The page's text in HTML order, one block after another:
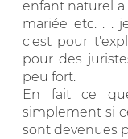
enfant naturel
mariée etc. . .
c'est pour
pour des
peu fort.
En fait ce
simplement si
sont devenues